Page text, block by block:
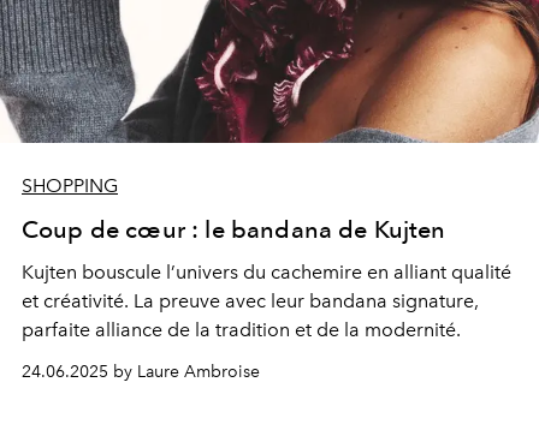
SHOPPING
Coup de cœur : le bandana de Kujten
Kujten bouscule l’univers du cachemire en alliant qualité
et créativité. La preuve avec leur bandana signature,
parfaite alliance de la tradition et de la modernité.
24.06.2025 by Laure Ambroise